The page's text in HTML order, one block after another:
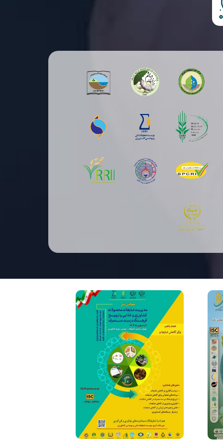
دیم‌کاری علمی در رضویه مشهد اجرا
برداشت بذرهای پرورشی، زنجیره تولید
ملی را تقویت کرد
عشایر؛ آغاز فصل نوین همکاری برای ارتقای
بهره‌وری و امنیت غذایی کشور
برای جهش بهره‌وری و کاهش وابستگی به
به میدان مدیریت هوشمند مزارع
آمد؛ گام پژوهشگران خوزستان برای ارتقای
و تصمیم‌سازی دقیق در کشاورزی